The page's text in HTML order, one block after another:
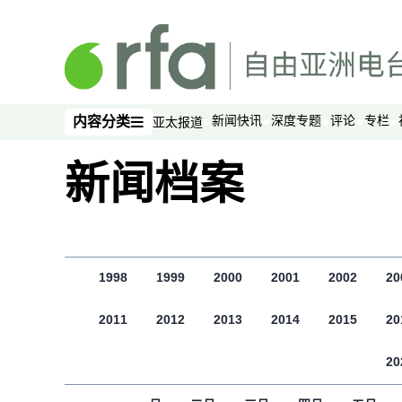
跳至主内容
内容分类
内容分类 亚太报道 新闻快讯 深度专题 评论 专栏
新闻档案
1998 1999 2000 2001 2002
2011 2012 2013 2014 2015